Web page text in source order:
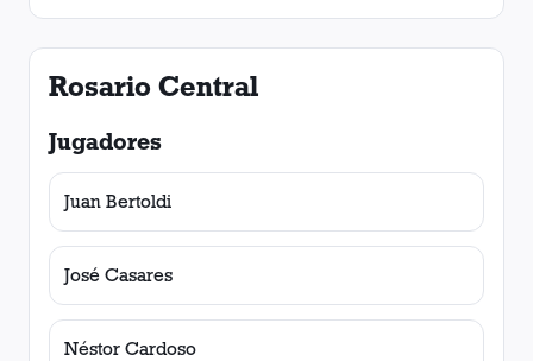
Rosario Central
Jugadores
Juan Bertoldi
José Casares
Néstor Cardoso